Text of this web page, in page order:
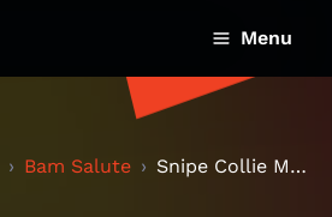
Menu
Bam Salute Snipe Collie Man @ Bam Salute Show